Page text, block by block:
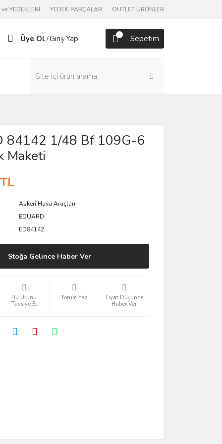
YEDEKLERİ YEDEK PARÇALAR OUTLET ÜRÜNLER
Üye Ol /Giriş Yap Sepetim
84142 1/48 Bf 109G-6
Maketi
Askeri Hava Araçları
EDUARD
ED84142
Stoğa Gelince Haber Ver
Bu Ürünü
Tavsiye Et
Yorum Yaz
Fiyat Düşünce
Haber Ver